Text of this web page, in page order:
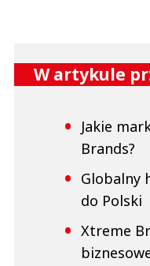
W artykule
Jakie
Brands?
Globalny
do Polski
Xtreme